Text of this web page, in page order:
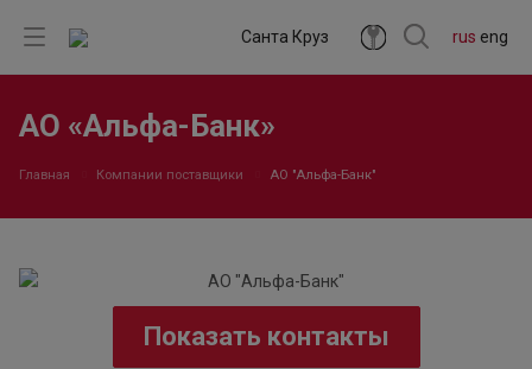
rus eng
Санта Круз
АО «Альфа-Банк»
Главная Компании поставщики АО "Альфа-Банк"
Показать контакты